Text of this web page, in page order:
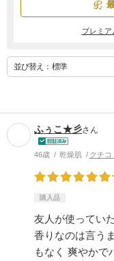
プレミ
並び替え：
ふぅこ★彡さん
46歳 乾燥肌 クチコ
購入品
友人が使ってい
香りなのは言う
もなく 爽やかで